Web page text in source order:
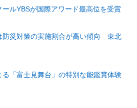
ルYBSが国際アワード最高位を受賞
防災対策の実施割合が高い傾向 東北
「富士見舞台」の特別な能鑑賞体験